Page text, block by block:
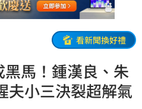
看新聞換好禮
黑馬！鍾漢良、朱
夫小三決裂超解氣